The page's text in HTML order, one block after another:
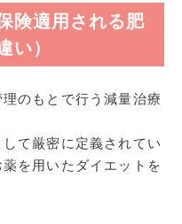
険適用される肥
い）
のもとで行う減量治療
て厳密に定義されてい
を用いたダイエットを